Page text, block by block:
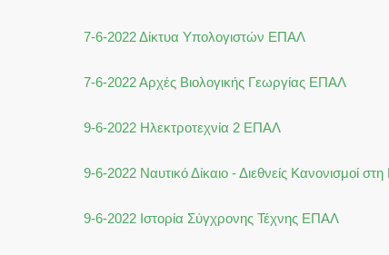
7-6-2022 Δίκτυα Υπολογιστών ΕΠΑΛ
7-6-2022 Αρχές Βιολογικής Γεωργίας ΕΠΑΛ
9-6-2022 Ηλεκτροτεχνία 2 ΕΠΑΛ
9-6-2022 Ναυτικό Δίκαιο - Διεθνείς Κανονισμοί
9-6-2022 Ιστορία Σύγχρονης Τέχνης ΕΠΑΛ